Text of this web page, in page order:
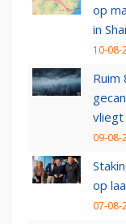
op
in
10-08-
Ruim
09-08-
op
07-08-